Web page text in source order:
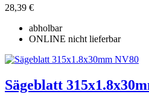
28,39 €
abholbar
ONLINE nicht lieferbar
Sägeblatt